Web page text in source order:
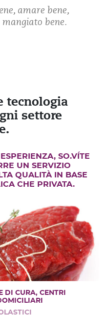
amare bene,
bene.
tecnologia
settore
SO.VÍTE
UN SERVIZIO
QUALITÀ IN BASE
CHE PRIVATA.
DI CURA, CENTRI